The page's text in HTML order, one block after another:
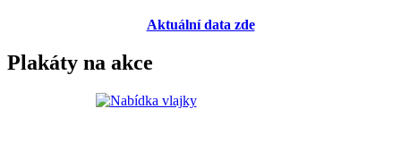
Aktuální data zde
Plakáty na akce